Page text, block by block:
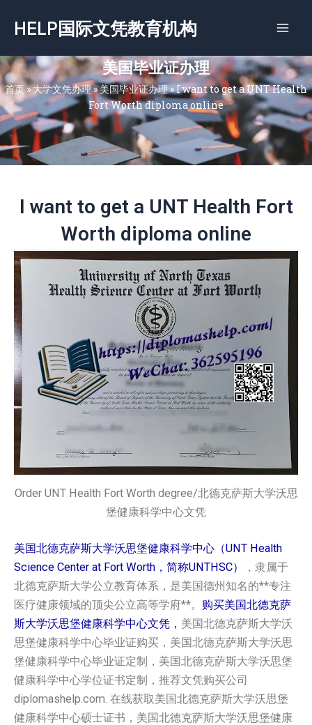
容
HELP国际文凭教育机构
美国毕业证办理
首页»大学文凭办理»美国毕业证办理»I want to get a UNT Health
Fort Worth diploma online
I want to get a UNT Health Fort
Worth diploma online
Order UNT Health Fort Worth degree/北德克萨斯大学沃思
堡健康科学中心文凭
美国北德克萨斯大学沃思堡健康科学中心（UNT Health
Science Center at Fort Worth，简称UNTHSC）
，隶属于
北德克萨斯大学公立教育体系，是美国德州知名的**专注
医疗健康领域的顶尖公立高等学府**。 购买美国北德克萨
斯大学沃思堡健康科学中心文凭， 美国北德克萨斯大学沃
思堡健康科学中心毕业证购买，美国北德克萨斯大学沃思
堡健康科学中心毕业证定制，美国北德克萨斯大学沃思堡
健康科学中心学位证书定制，推荐文凭购买公司
diplomashelp.com. 在线获取美国北德克萨斯大学沃思堡
健康科学中心硕士证书，美国北德克萨斯大学沃思堡健康